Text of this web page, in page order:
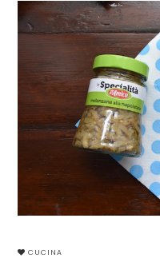
CUCINA